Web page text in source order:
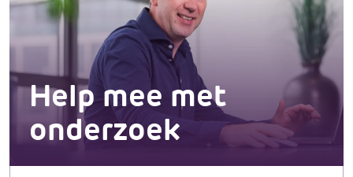
Help mee met
onderzoek